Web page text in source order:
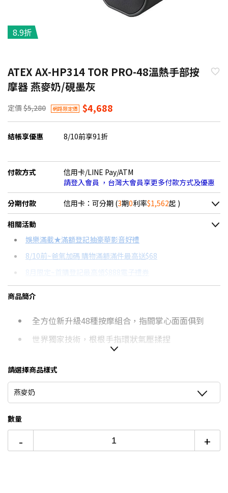
8.9折
ATEX AX-HP314 TOR PRO-48溫熱手部按
摩器 燕麥奶/硯墨灰
定價 $5,280 網路限定價 $4,688
結帳享優惠 8/10前享91折
付款方式
信用卡/LINE Pay/ATM
請登入會員 ，台灣大會員享更多付款方式及優惠
分期付款 信用卡：可分期 (3期0利率$1,562起 )
＊實際可分期數、適用利率，請以購物車顯示為主
信用卡分期
分期數
12期
24期
每期金額
$418
$214
配合銀行/業者
18家銀行/業者
18家銀行/業者
相關活動
娛樂滿載★滿額登記抽豪華影音好禮
8/10前~爸氣加碼 購物滿額滿件最高送$68
8月限定~首購登記最高領$888電子禮券
台灣大哥大Open Possible聯名卡滿額最高回饋25%
商品簡介
全方位新升級48種按摩組合，指間掌心面面俱到
世界獨家技術，根根手指環狀氣壓揉捏
業界首創掌心筋膜滾珠，擬真揉捏手感放鬆肌肉群
2種按摩模式 X 3段按壓力道 X 2段掌心力道
可調3段溫控37-45度，促進血液循環
獨特人體工學10度支撐架，拉開手腕循環更順暢
請選擇商品樣式
燕麥奶
數量
- +